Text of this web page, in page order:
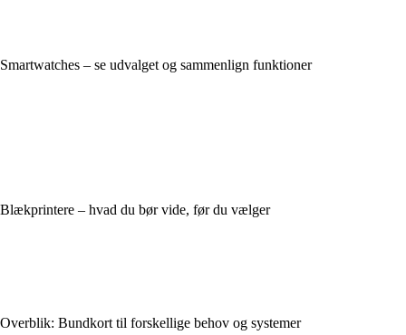
Smartwatches – se udvalget og sammenlign funktioner
Blækprintere – hvad du bør vide, før du vælger
Overblik: Bundkort til forskellige behov og systemer